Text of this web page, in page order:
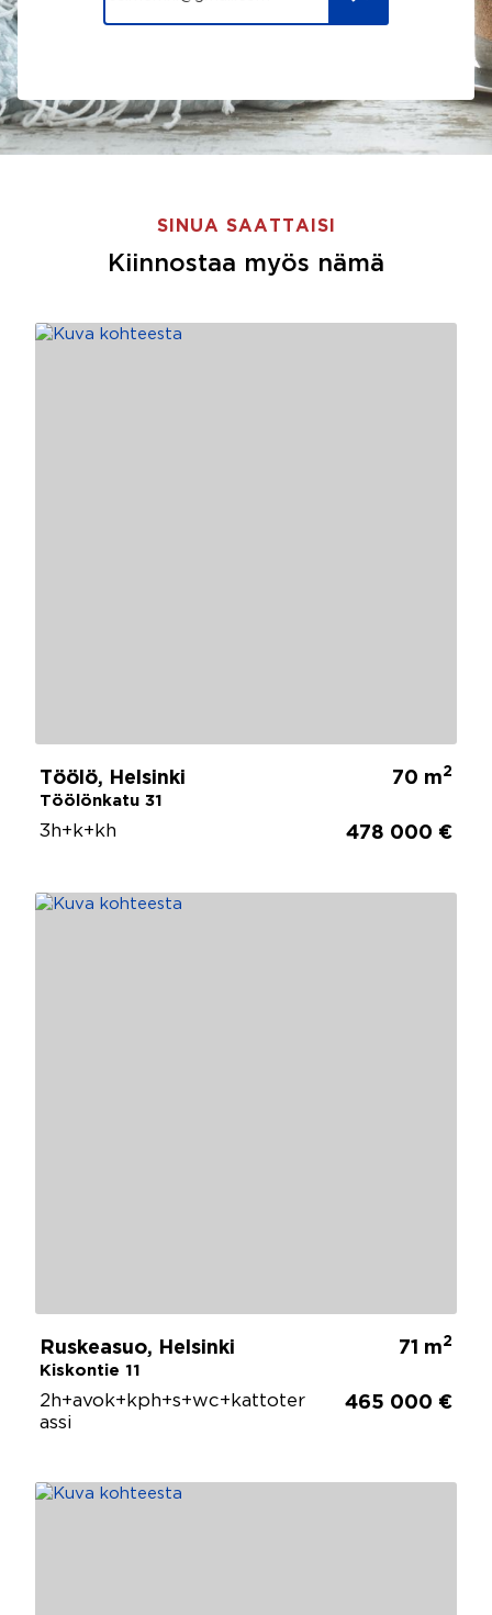
SINUA SAATTAISI
Kiinnostaa myös nämä
Töölö, Helsinki
Töölönkatu 31
70 m2
3h+k+kh 478 000 €
Ruskeasuo, Helsinki
Kiskontie 11
71 m2
2h+avok+kph+s+wc+kattoter
assi
465 000 €